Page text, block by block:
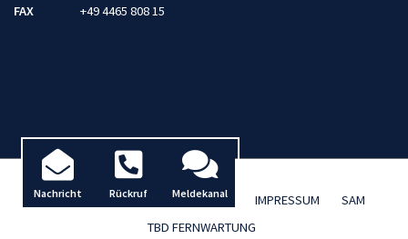
Nachricht Rückruf Meldekanal
FAX
+49 4465 808 15
AKTUELLES / BLOG DATENSCHUTZ IMPRESSUM
SAM
TBD FERNWARTUNG